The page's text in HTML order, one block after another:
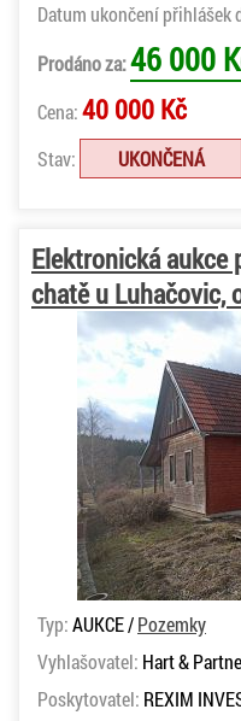
Datum ukončení přihlášek
Prodáno za:46 000
Cena:40 000 Kč
Stav: UKONČENÁ
Elektronická aukce
chatě u Luhačovic,
Typ:AUKCE /Pozemky
Vyhlašovatel: Hart &
Poskytovatel: REXIM